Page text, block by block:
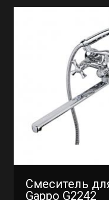
Смеситель
Gappo G2242